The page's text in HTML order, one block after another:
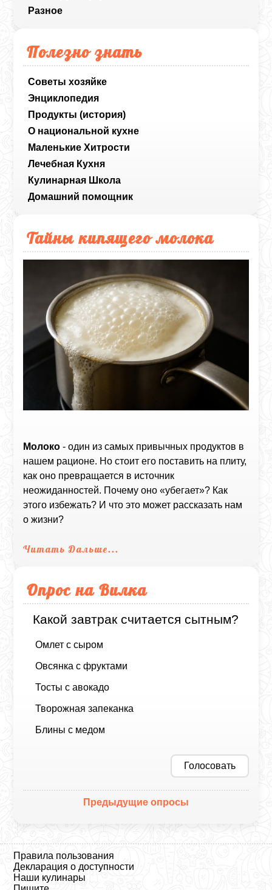
Разное
Полезно знать
Советы хозяйке
Энциклопедия
Продукты (история)
О национальной кухне
Маленькие Хитрости
Лечебная Кухня
Кулинарная Школа
Домашний помощник
Тайны кипящего молока
Молоко - один из самых привычных продуктов в
нашем рационе. Но стоит его поставить на плиту,
как оно превращается в источник
неожиданностей. Почему оно «убегает»? Как
этого избежать? И что это может рассказать нам
о жизни?
Читать Дальше...
Опрос на Вилка
Какой завтрак считается сытным?
Омлет с сыром
Овсянка с фруктами
Тосты с авокадо
Творожная запеканка
Блины с медом
Голосовать
Предыдущие опросы
Правила пользования
Декларация о доступности
Наши кулинары